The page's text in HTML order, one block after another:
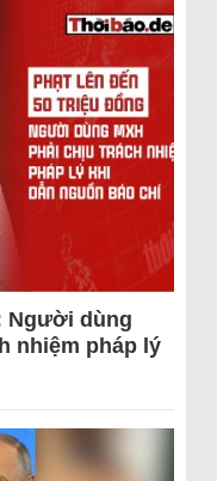
Người dùng
nhiệm pháp lý